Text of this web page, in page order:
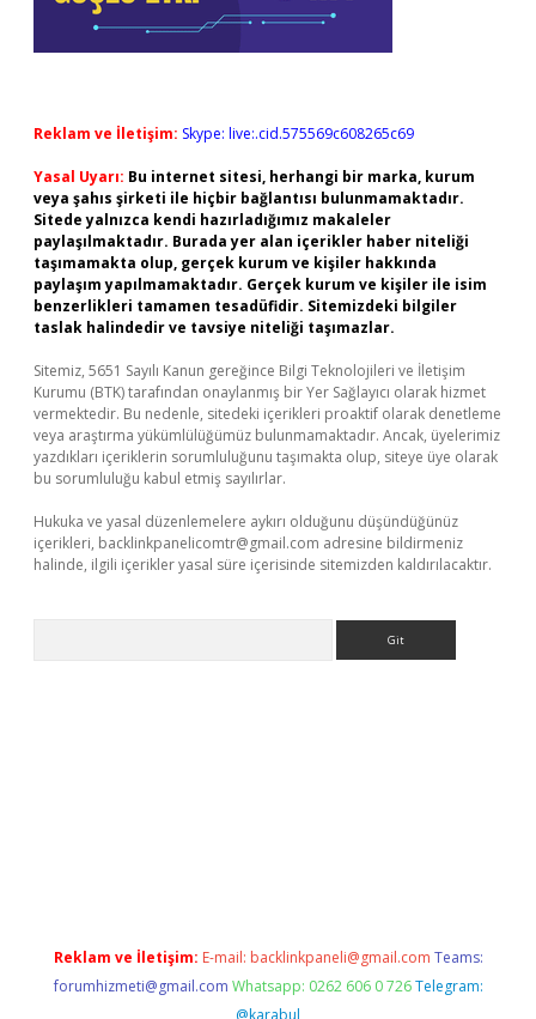
Reklam ve İletişim: Skype: live:.cid.575569c608265c69
Yasal Uyarı: Bu internet sitesi, herhangi bir marka, kurum
veya şahıs şirketi ile hiçbir bağlantısı bulunmamaktadır.
Sitede yalnızca kendi hazırladığımız makaleler
paylaşılmaktadır. Burada yer alan içerikler haber niteliği
taşımamakta olup, gerçek kurum ve kişiler hakkında
paylaşım yapılmamaktadır. Gerçek kurum ve kişiler ile isim
benzerlikleri tamamen tesadüfidir. Sitemizdeki bilgiler
taslak halindedir ve tavsiye niteliği taşımazlar.
Sitemiz, 5651 Sayılı Kanun gereğince Bilgi Teknolojileri ve İletişim
Kurumu (BTK) tarafından onaylanmış bir Yer Sağlayıcı olarak hizmet
vermektedir. Bu nedenle, sitedeki içerikleri proaktif olarak denetleme
veya araştırma yükümlülüğümüz bulunmamaktadır. Ancak, üyelerimiz
yazdıkları içeriklerin sorumluluğunu taşımakta olup, siteye üye olarak
bu sorumluluğu kabul etmiş sayılırlar.
Hukuka ve yasal düzenlemelere aykırı olduğunu düşündüğünüz
içerikleri, backlinkpanelicomtr@gmail.com adresine bildirmeniz
halinde, ilgili içerikler yasal süre içerisinde sitemizden kaldırılacaktır.
Reklam ve İletişim: E-mail: backlinkpaneli@gmail.com Teams:
forumhizmeti@gmail.com Whatsapp: 0262 606 0 726 Telegram:
@karabul